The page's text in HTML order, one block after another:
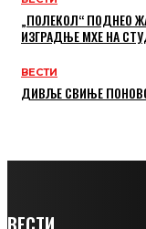
„ПОЛЕКОЛ“ ПОДНЕО
ИЗГРАДЊЕ МХЕ НА
ВЕСТИ
ДИВЉЕ СВИЊЕ